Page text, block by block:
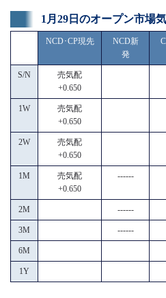
1月29日のオープン市場
NCD･CP現先
NCD新
発
S/N
売気配
+0.650
1W
売気配
+0.650
2W
売気配
+0.650
1M
売気配
+0.650
------
2M ------
3M ------
6M
1Y